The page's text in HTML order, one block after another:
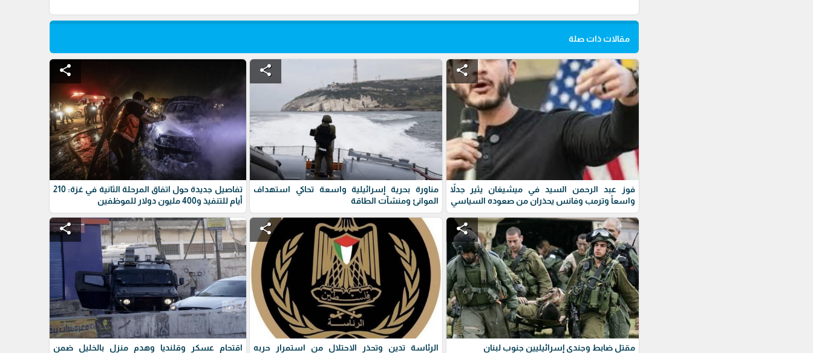
مقالات ذات صلة
share
فوز عبد الرحمن السيد في ميشيغان يثير جدلاً
واسعاً وترمب وفانس يحذران من صعوده السياسي
share
مناورة بحرية إسرائيلية واسعة تحاكي استهداف
الموانئ ومنشآت الطاقة
share
تفاصيل جديدة حول اتفاق المرحلة الثانية في غزة: 210
أيام للتنفيذ و400 مليون دولار للموظفين
share
مقتل ضابط وجندي إسرائيليين جنوب لبنان
share
الرئاسة تدين وتحذر الاحتلال من استمرار حربه
share
اقتحام عسكر وقلنديا وهدم منزل بالخليل ضمن